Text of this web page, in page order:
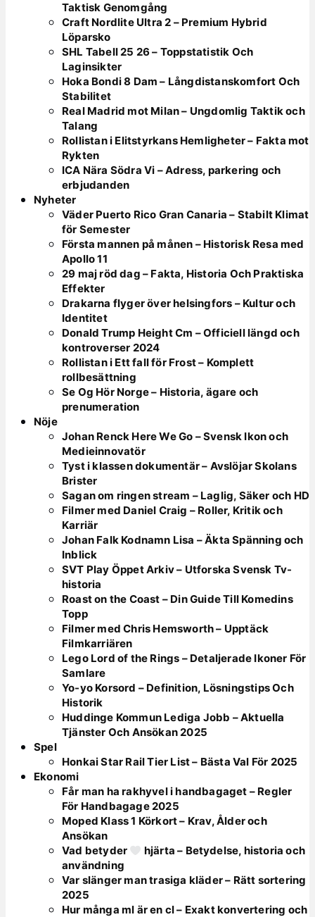
Taktisk Genomgång
Craft Nordlite Ultra 2 – Premium Hybrid
Löparsko
SHL Tabell 25 26 – Toppstatistik Och
Laginsikter
Hoka Bondi 8 Dam – Långdistanskomfort Och
Stabilitet
Real Madrid mot Milan – Ungdomlig Taktik och
Talang
Rollistan i Elitstyrkans Hemligheter – Fakta mot
Rykten
ICA Nära Södra Vi – Adress, parkering och
erbjudanden
Nyheter
Väder Puerto Rico Gran Canaria – Stabilt Klimat
för Semester
Första mannen på månen – Historisk Resa med
Apollo 11
29 maj röd dag – Fakta, Historia Och Praktiska
Effekter
Drakarna flyger över helsingfors – Kultur och
Identitet
Donald Trump Height Cm – Officiell längd och
kontroverser 2024
Rollistan i Ett fall för Frost – Komplett
rollbesättning
Se Og Hör Norge – Historia, ägare och
prenumeration
Nöje
Johan Renck Here We Go – Svensk Ikon och
Medieinnovatör
Tyst i klassen dokumentär – Avslöjar Skolans
Brister
Sagan om ringen stream – Laglig, Säker och HD
Filmer med Daniel Craig – Roller, Kritik och
Karriär
Johan Falk Kodnamn Lisa – Äkta Spänning och
Inblick
SVT Play Öppet Arkiv – Utforska Svensk Tv-
historia
Roast on the Coast – Din Guide Till Komedins
Topp
Filmer med Chris Hemsworth – Upptäck
Filmkarriären
Lego Lord of the Rings – Detaljerade Ikoner För
Samlare
Yo-yo Korsord – Definition, Lösningstips Och
Historik
Huddinge Kommun Lediga Jobb – Aktuella
Tjänster Och Ansökan 2025
Spel
Honkai Star Rail Tier List – Bästa Val För 2025
Ekonomi
Får man ha rakhyvel i handbagaget – Regler
För Handbagage 2025
Moped Klass 1 Körkort – Krav, Ålder och
Ansökan
Vad betyder
hjärta – Betydelse, historia och
användning
Var slänger man trasiga kläder – Rätt sortering
2025
Hur många ml är en cl – Exakt konvertering och